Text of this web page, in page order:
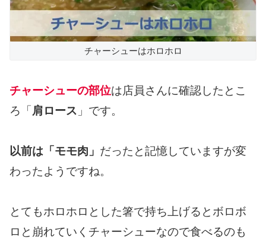
チャーシューはホロホロ
チャーシューの部位は店員さんに確認したとこ
ろ「肩ロース 」です。
以前は「モモ肉」 だったと記憶していますが変
わったようですね。
とてもホロホロとした箸で持ち上げるとボロボ
ロと崩れていくチャーシューなので食べるのも